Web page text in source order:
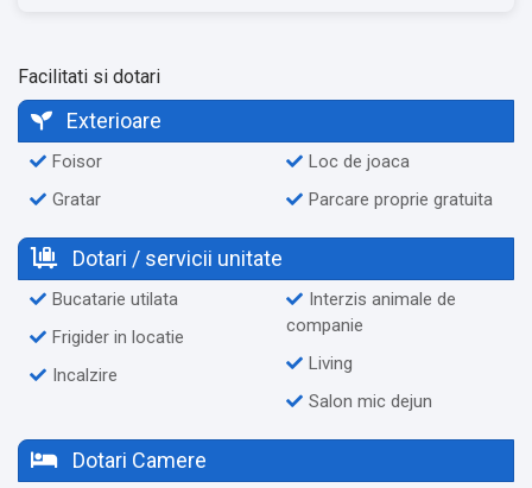
Facilitati si dotari
Exterioare
Foisor
Gratar
Loc de joaca
Parcare proprie gratuita
Dotari / servicii unitate
Bucatarie utilata
Frigider in locatie
Incalzire
Interzis animale de
companie
Living
Salon mic dejun
Dotari Camere